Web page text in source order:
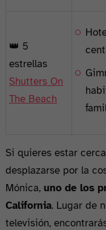
👑 5
estrellas
Shutters On
The Beach
Si quieres estar
desplazarse por la
Mónica, uno de los
California. Lugar de
televisión,